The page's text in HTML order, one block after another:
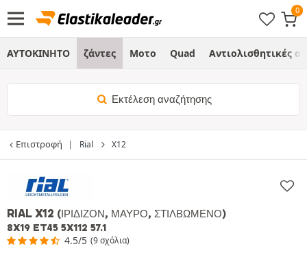
ΑΥΤΟΚΙΝΗΤΟ ζάντες Μοτο Quad Αντιολισθητικές
Εκτέλεση αναζήτησης
Επιστροφή Rial X12
RIAL X12 (ΙΡΙΔΊΖΟΝ, ΜΑΎΡΟ, ΣΤΙΛΒΩΜΈΝΟ)
8X19 ET45 5X112 57.1
4.5/5 (9 σχόλια)